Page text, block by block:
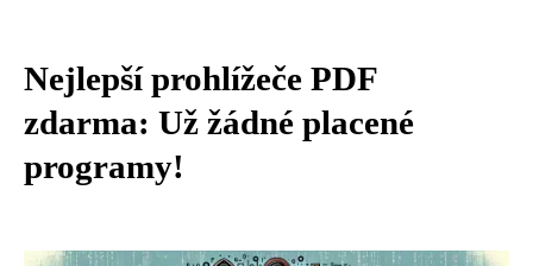
Nejlepší prohlížeče PDF
zdarma: Už žádné placené
programy!